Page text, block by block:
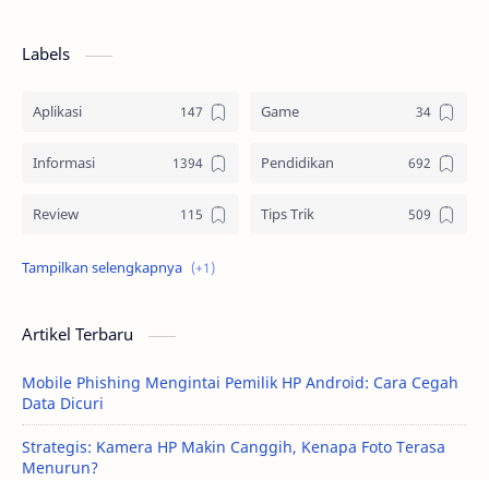
Labels
Aplikasi Game
Informasi Pendidikan
Review Tips Trik
Tutorial
Artikel Terbaru
Mobile Phishing Mengintai Pemilik HP Android: Cara Cegah
Data Dicuri
Strategis: Kamera HP Makin Canggih, Kenapa Foto Terasa
Menurun?